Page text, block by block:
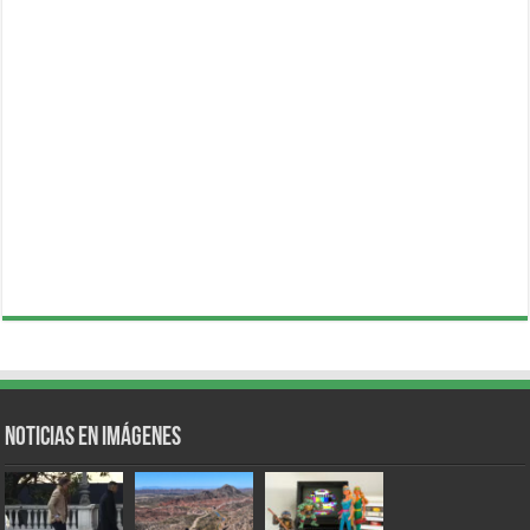
Noticias en Imágenes